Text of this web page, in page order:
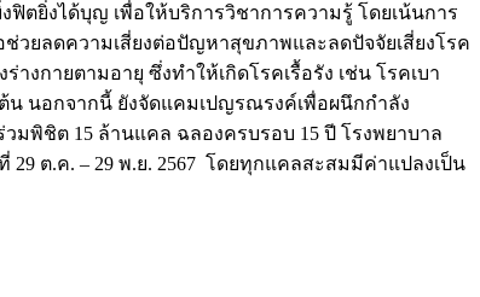
งฟิตยิ่งได้บุญ เพื่อให้บริการวิชาการความรู้ โดยเน้นการ
วยลดความเสี่ยงต่อปัญหาสุขภาพและลดปัจจัยเสี่ยงโรค
งกายตามอายุ ซึ่งทำให้เกิดโรคเรื้อรัง เช่น โรคเบา
น นอกจากนี้ ยังจัดแคมเปญรณรงค์เพื่อผนึกกำลัง
พิชิต 15 ล้านแคล ฉลองครบรอบ 15 ปี โรงพยาบาล
29 ต.ค. – 29 พ.ย. 2567 โดยทุกแคลสะสมมีค่าแปลงเป็น